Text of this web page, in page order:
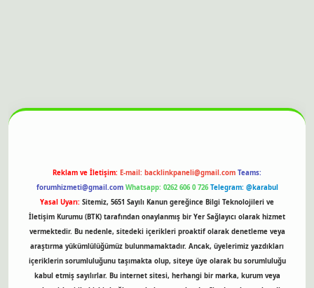
Reklam ve İletişim: E-mail: backlinkpaneli@gmail.com Teams:
forumhizmeti@gmail.com Whatsapp: 0262 606 0 726 Telegram: @karabul
Yasal Uyarı: Sitemiz, 5651 Sayılı Kanun gereğince Bilgi Teknolojileri ve
İletişim Kurumu (BTK) tarafından onaylanmış bir Yer Sağlayıcı olarak hizmet
vermektedir. Bu nedenle, sitedeki içerikleri proaktif olarak denetleme veya
araştırma yükümlülüğümüz bulunmamaktadır. Ancak, üyelerimiz yazdıkları
içeriklerin sorumluluğunu taşımakta olup, siteye üye olarak bu sorumluluğu
kabul etmiş sayılırlar. Bu internet sitesi, herhangi bir marka, kurum veya